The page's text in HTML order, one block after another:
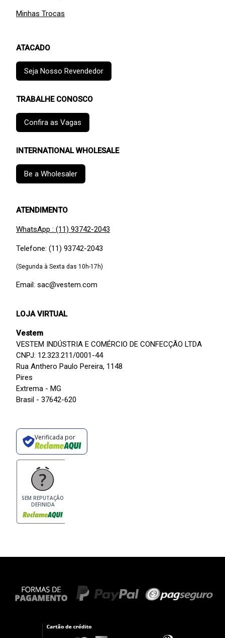
Minhas Trocas
ATACADO
Seja Nosso Revendedor
TRABALHE CONOSCO
Confira as Vagas
INTERNATIONAL WHOLESALE
Be a Wholesaler
ATENDIMENTO
WhatsApp : (11) 93742-2043
Telefone: (11) 93742-2043
(Segunda à Sexta das 10h-17h)
Email: sac@vestem.com
LOJA VIRTUAL
Vestem
VESTEM INDÚSTRIA E COMÉRCIO DE CONFECÇÃO LTDA
CNPJ: 12.323.211/0001-44
Rua Anthero Paulo Pereira, 1148
Pires
Extrema - MG
Brasil - 37642-620
Verificada por
SEM REPUTAÇÃO
DEFINIDA